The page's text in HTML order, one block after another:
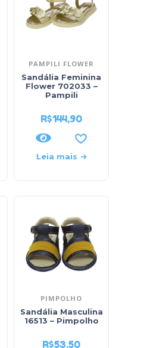
PAMPILI FLOWER
Sandália Feminina
Flower 702033 –
Pampili
R$144,90
Leia mais
PIMPOLHO
Sandália Masculina
16513 – Pimpolho
R$53,50